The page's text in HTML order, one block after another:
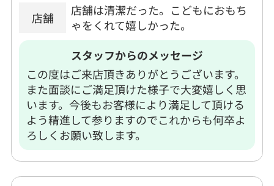
店舗
店舗は清潔だった。こどもにおもち
ゃをくれて嬉しかった。
スタッフからのメッセージ
この度はご来店頂きありがとうございます。
また面談にご満足頂けた様子で大変嬉しく思
います。今後もお客様により満足して頂ける
よう精進して参りますのでこれからも何卒よ
ろしくお願い致します。